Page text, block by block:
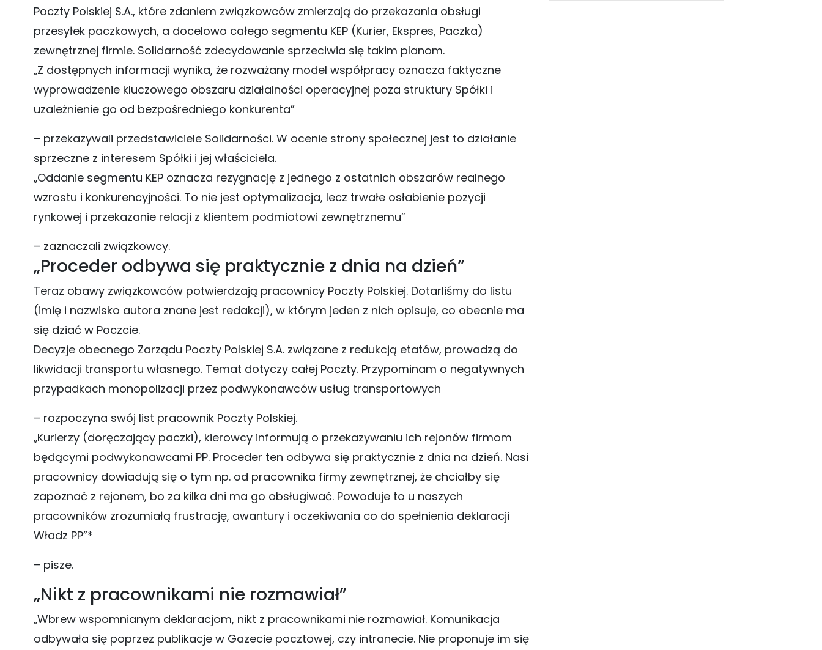
Poczty Polskiej S.A., które zdaniem związkowców zmierzają do przekazania obsługi
przesyłek paczkowych, a docelowo całego segmentu KEP (Kurier, Ekspres, Paczka)
zewnętrznej firmie. Solidarność zdecydowanie sprzeciwia się takim planom.
„Z dostępnych informacji wynika, że rozważany model współpracy oznacza faktyczne
wyprowadzenie kluczowego obszaru działalności operacyjnej poza struktury Spółki i
uzależnienie go od bezpośredniego konkurenta”
– przekazywali przedstawiciele Solidarności. W ocenie strony społecznej jest to działanie
sprzeczne z interesem Spółki i jej właściciela.
„Oddanie segmentu KEP oznacza rezygnację z jednego z ostatnich obszarów realnego
wzrostu i konkurencyjności. To nie jest optymalizacja, lecz trwałe osłabienie pozycji
rynkowej i przekazanie relacji z klientem podmiotowi zewnętrznemu”
– zaznaczali związkowcy.
„Proceder odbywa się praktycznie z dnia na dzień”
Teraz obawy związkowców potwierdzają pracownicy Poczty Polskiej. Dotarliśmy do listu
(imię i nazwisko autora znane jest redakcji), w którym jeden z nich opisuje, co obecnie ma
się dziać w Poczcie.
Decyzje obecnego Zarządu Poczty Polskiej S.A. związane z redukcją etatów, prowadzą do
likwidacji transportu własnego. Temat dotyczy całej Poczty. Przypominam o negatywnych
przypadkach monopolizacji przez podwykonawców usług transportowych
– rozpoczyna swój list pracownik Poczty Polskiej.
„Kurierzy (doręczający paczki), kierowcy informują o przekazywaniu ich rejonów firmom
będącymi podwykonawcami PP. Proceder ten odbywa się praktycznie z dnia na dzień. Nasi
pracownicy dowiadują się o tym np. od pracownika firmy zewnętrznej, że chciałby się
zapoznać z rejonem, bo za kilka dni ma go obsługiwać. Powoduje to u naszych
pracowników zrozumiałą frustrację, awantury i oczekiwania co do spełnienia deklaracji
Władz PP”*
– pisze.
„Nikt z pracownikami nie rozmawiał”
„Wbrew wspomnianym deklaracjom, nikt z pracownikami nie rozmawiał. Komunikacja
odbywała się poprzez publikacje w Gazecie pocztowej, czy intranecie. Nie proponuje im się